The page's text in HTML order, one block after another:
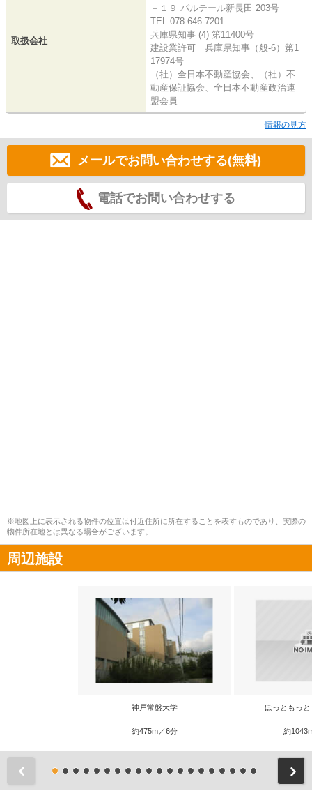
取扱会社
－１９ パルテール新長田 203号
TEL:078-646-7201
兵庫県知事 (4) 第11400号
建設業許可 兵庫県知事（般-6）第1
17974号
（社）全日本不動産協会、（社）不
動産保証協会、全日本不動産政治連
盟会員
情報の見方
メールでお問い合わせする(無料)
電話でお問い合わせする
※地図上に表示される物件の位置は付近住所に所在することを表すものであり、実際の
物件所在地とは異なる場合がございます。
周辺施設
神戸常盤大学
約475m／6分
ほっともっ
約